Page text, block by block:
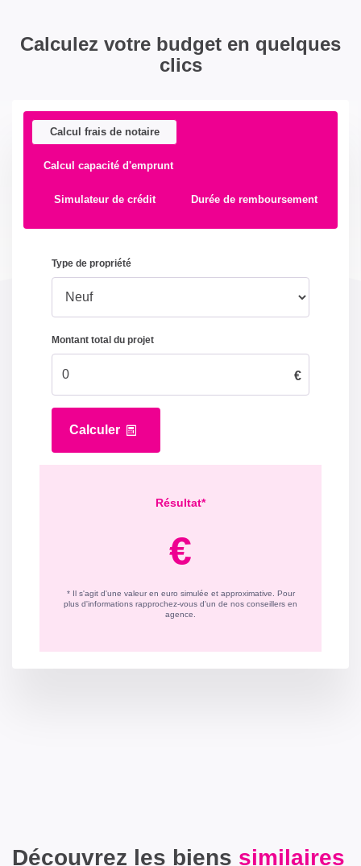
Calculez votre budget en quelques
clics
Calcul frais de notaire
Calcul capacité d'emprunt
Simulateur de crédit Durée de remboursement
Découvrez les biens similaires